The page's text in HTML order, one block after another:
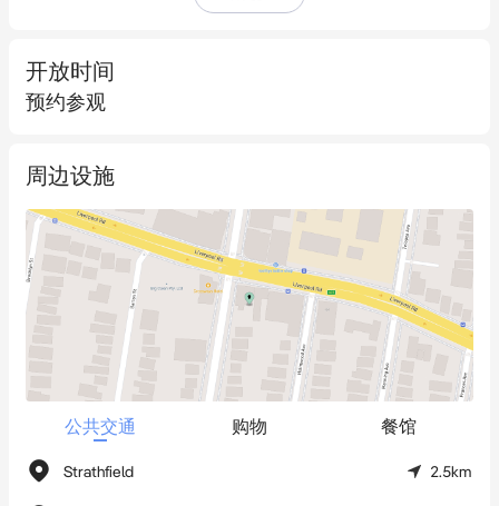
核心亮点：
• 地下层零售空间
• 占地310平方米*
• 后巷专用通道
• 开阔临街面
• 步行1分钟即达市政停车场
• 公交站点设于家门口
免责声明：本文件编制已尽最大努力确保信息准确可靠，但对文
档可能存在的错漏、误差或陈述失实不承担责任，亦不承担相关
法律责任。
开放时间
预约参观
周边设施
公共交通 购物 餐馆
Strathfield 2.5km